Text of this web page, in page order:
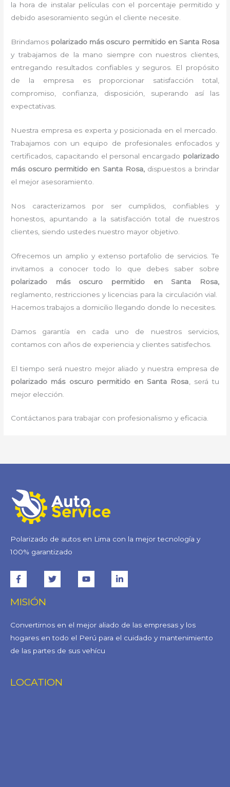
la hora de instalar películas con el porcentaje permitido y
debido asesoramiento según el cliente necesite.
Brindamos polarizado más oscuro permitido en Santa Rosa
y trabajamos de la mano siempre con nuestros clientes,
entregando resultados confiables y seguros. El propósito
de la empresa es proporcionar satisfacción total,
compromiso, confianza, disposición, superando así las
expectativas.
Nuestra empresa es experta y posicionada en el mercado.
Trabajamos con un equipo de profesionales enfocados y
certificados, capacitando el personal encargado polarizado
más oscuro permitido en Santa Rosa, dispuestos a brindar
el mejor asesoramiento.
Nos caracterizamos por ser cumplidos, confiables y
honestos, apuntando a la satisfacción total de nuestros
clientes, siendo ustedes nuestro mayor objetivo.
Ofrecemos un amplio y extenso portafolio de servicios. Te
invitamos a conocer todo lo que debes saber sobre
polarizado más oscuro permitido
en Santa Rosa,
reglamento, restricciones y licencias para la circulación vial.
Hacemos trabajos a domicilio llegando donde lo necesites.
Damos garantía en cada uno de nuestros servicios,
contamos con años de experiencia y clientes satisfechos.
El tiempo será nuestro mejor aliado y nuestra empresa de
polarizado más oscuro permitido en Santa Rosa , será tu
mejor elección.
Contáctanos para trabajar con profesionalismo y eficacia.
Polarizado de autos en Lima con la mejor tecnología y
100% garantizado
MISIÓN
Convertirnos en el mejor aliado de las empresas y los
hogares en todo el Perú para el cuidado y mantenimiento
de las partes de sus vehícu
LOCATION